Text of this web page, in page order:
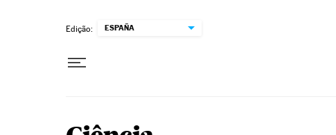
Edição: ESPAÑA